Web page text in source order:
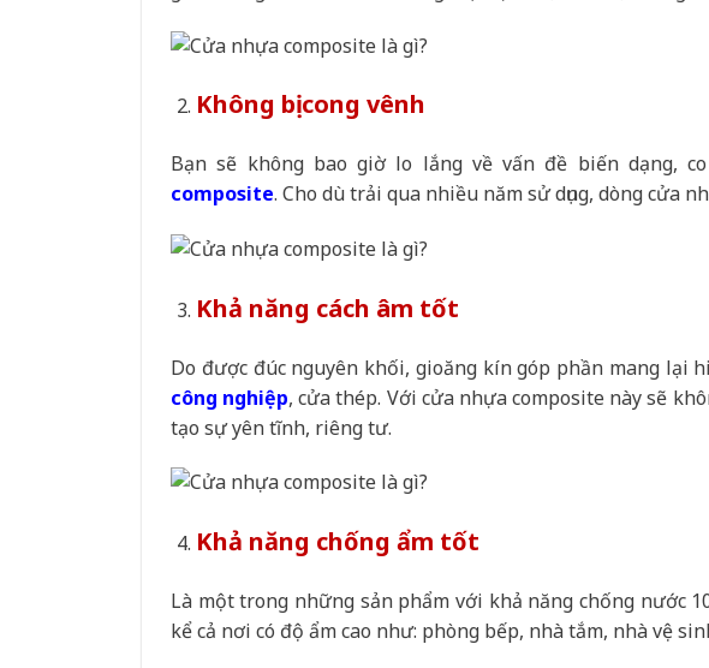
Không bị cong vênh
Bạn sẽ không bao giờ lo lắng về vấn đề biến dạng,
composite. Cho dù trải qua nhiều năm sử dụng, dòng cửa
Khả năng cách âm tốt
Do được đúc nguyên khối, gioăng kín góp phần mang lại
công nghiệp, cửa thép. Với cửa nhựa composite này sẽ
tạo sự yên tĩnh, riêng tư.
Khả năng chống ẩm tốt
Là một trong những sản phẩm với khả năng chống nước
kể cả nơi có độ ẩm cao như: phòng bếp, nhà tắm, nhà vệ